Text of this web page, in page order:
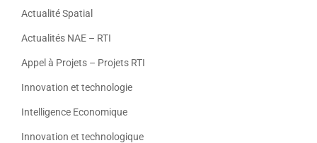
Actualité Spatial
Actualités NAE – RTI
Appel à Projets – Projets RTI
Innovation et technologie
Intelligence Economique
Innovation et technologique